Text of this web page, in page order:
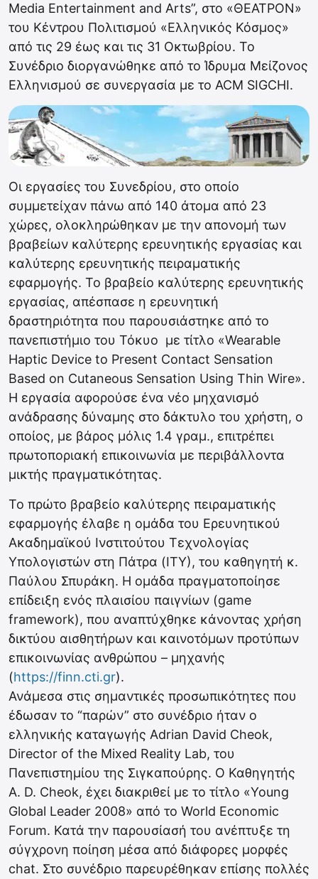
Media Entertainment and Arts”, στο «ΘΕΑΤΡΟΝ»
του Κέντρου Πολιτισμού «Ελληνικός Κόσμος»
από τις 29 έως και τις 31 Οκτωβρίου. Το
Συνέδριο διοργανώθηκε από το Ίδρυμα Μείζονος
Ελληνισμού σε συνεργασία με το ACM SIGCHI.
Oι εργασίες του Συνεδρίου, στο οποίο
συμμετείχαν πάνω από 140 άτομα από 23
χώρες, ολοκληρώθηκαν με την απονομή των
βραβείων καλύτερης ερευνητικής εργασίας και
καλύτερης ερευνητικής πειραματικής
εφαρμογής. Το βραβείο καλύτερης ερευνητικής
εργασίας, απέσπασε η ερευνητική
δραστηριότητα που παρουσιάστηκε από το
πανεπιστήμιο του Τόκυο με τίτλο «Wearable
Haptic Device to Present Contact Sensation
Based on Cutaneous Sensation Using Thin Wire».
Η εργασία αφορούσε ένα νέο μηχανισμό
ανάδρασης δύναμης στο δάκτυλο του χρήστη, ο
οποίος, με βάρος μόλις 1.4 γραμ., επιτρέπει
πρωτοποριακή επικοινωνία με περιβάλλοντα
μικτής πραγματικότητας.
Το πρώτο βραβείο καλύτερης πειραματικής
εφαρμογής έλαβε η ομάδα του Ερευνητικού
Ακαδημαϊκού Ινστιτούτου Τεχνολογίας
Υπολογιστών στη Πάτρα (ΙΤΥ), του καθηγητή κ.
Παύλου Σπυράκη. Η ομάδα πραγματοποίησε
επίδειξη ενός πλαισίου παιγνίων (game
framework), που αναπτύχθηκε κάνοντας χρήση
δικτύου αισθητήρων και καινοτόμων προτύπων
επικοινωνίας ανθρώπου – μηχανής
(https://finn.cti.gr).
Ανάμεσα στις σημαντικές προσωπικότητες που
έδωσαν το “παρών” στο συνέδριο ήταν ο
ελληνικής καταγωγής Adrian David Cheok,
Director of the Mixed Reality Lab, του
Πανεπιστημίου της Σιγκαπούρης. Ο Καθηγητής
A. D. Cheok, έχει διακριθεί με το τίτλο «Young
Global Leader 2008» από το World Economic
Forum. Κατά την παρουσίασή του ανέπτυξε τη
σύγχρονη ποίηση μέσα από διάφορες μορφές
chat. Στο συνέδριο παρευρέθηκαν επίσης πολλές